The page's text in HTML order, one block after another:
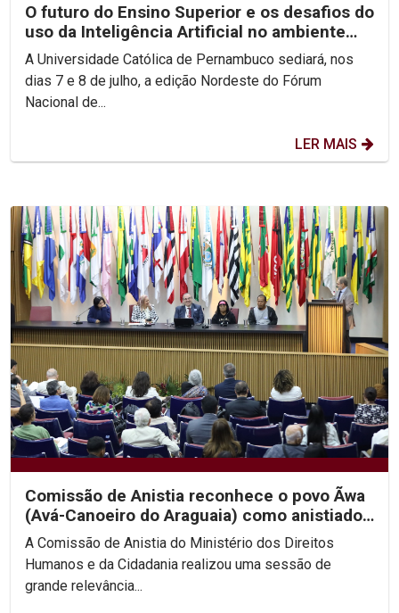
O futuro do Ensino Superior e os desafios do
uso da Inteligência Artificial no ambiente
acadêmico...
A Universidade Católica de Pernambuco sediará, nos
dias 7 e 8 de julho, a edição Nordeste do Fórum
Nacional de...
LER MAIS
Comissão de Anistia reconhece o povo Ãwa
(Avá-Canoeiro do Araguaia) como anistiado
político coletivo
A Comissão de Anistia do Ministério dos Direitos
Humanos e da Cidadania realizou uma sessão de
grande relevância...